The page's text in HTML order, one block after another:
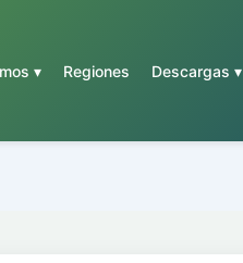
▾ Regiones Descargas ▾